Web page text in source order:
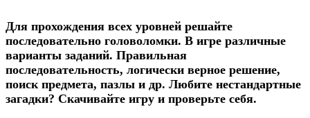
Для прохождения всех уровней решайте
последовательно головоломки. В игре различные
варианты заданий. Правильная
последовательность, логически верное решение,
поиск предмета, пазлы и др. Любите нестандартные
загадки? Скачивайте игру и проверьте себя.